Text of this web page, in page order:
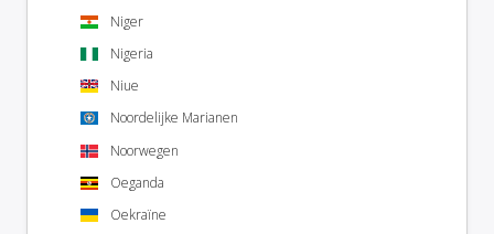
Niger
Nigeria
Niue
Noordelijke Marianen
Noorwegen
Oeganda
Oekraïne